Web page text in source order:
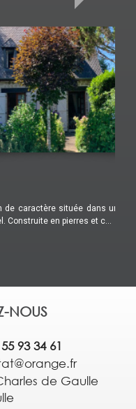
dans un environnement
et c...
NOUS
93 34 61
de Gaulle